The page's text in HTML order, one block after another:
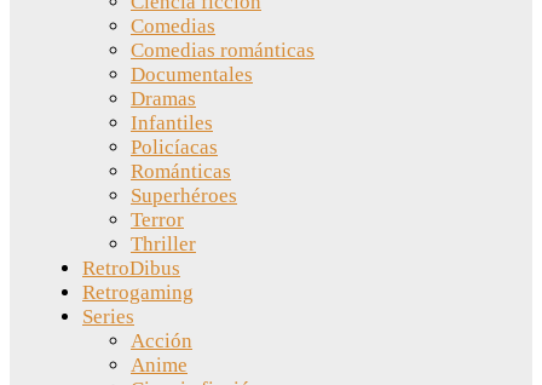
Comedias
Comedias románticas
Documentales
Dramas
Infantiles
Policíacas
Románticas
Superhéroes
Terror
Thriller
RetroDibus
Retrogaming
Series
Acción
Anime